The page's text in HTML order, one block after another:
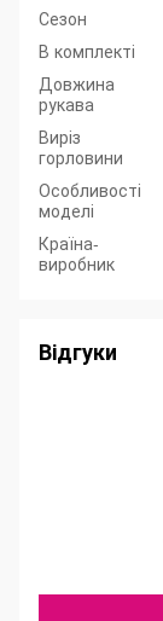
Сезон
В комплекті
Довжина
рукава
Виріз
горловини
Особливості
моделі
Країна-
виробник
Відгуки